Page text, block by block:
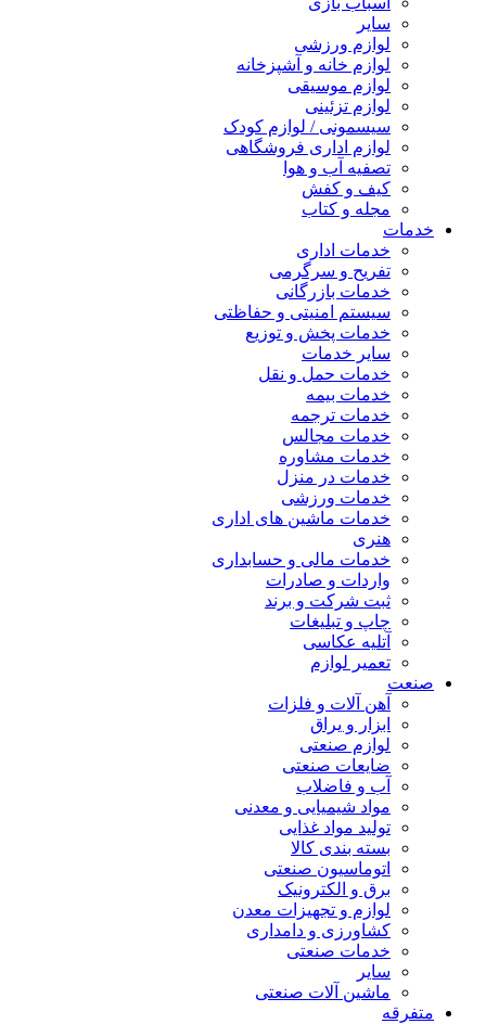
سایر
لوازم ورزشی
لوازم خانه و آشپزخانه
لوازم موسیقی
لوازم تزئینی
سیسمونی / لوازم کودک
لوازم اداری فروشگاهی
تصفیه آب و هوا
کیف و کفش
مجله و کتاب
خدمات
خدمات اداری
تفریح و سرگرمی
خدمات بازرگانی
سیستم امنیتی و حفاظتی
خدمات پخش و توزیع
سایر خدمات
خدمات حمل و نقل
خدمات بیمه
خدمات ترجمه
خدمات مجالس
خدمات مشاوره
خدمات در منزل
خدمات ورزشی
خدمات ماشین های اداری
هنری
خدمات مالی و حسابداری
واردات و صادرات
ثبت شرکت و برند
چاپ و تبلیغات
آتلیه عکاسی
تعمیر لوازم
صنعت
آهن آلات و فلزات
ابزار و یراق
لوازم صنعتی
ضایعات صنعتی
آب و فاضلاب
مواد شیمیایی و معدنی
تولید مواد غذایی
بسته بندی کالا
اتوماسیون صنعتی
برق و الکترونیک
لوازم و تجهیزات معدن
کشاورزی و دامداری
خدمات صنعتی
سایر
ماشین آلات صنعتی
متفرقه